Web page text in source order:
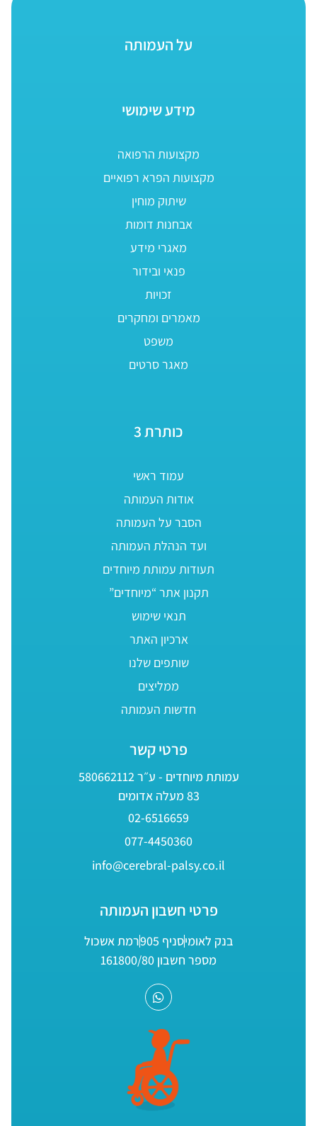
על העמותה
מידע שימושי
מקצועות הרפואה
מקצועות הפרא רפואיים
שיתוק מוחין
אבחנות דומות
מאגרי מידע
פנאי ובידור
זכויות
מאמרים ומחקרים
משפט
מאגר סרטים
כותרת 3
עמוד ראשי
אודות העמותה
הסבר על העמותה
ועד הנהלת העמותה
תעודות עמותת מיוחדים
תקנון אתר “מיוחדים”
תנאי שימוש
ארכיון האתר
שותפים שלנו
ממליצים
חדשות העמותה
פרטי קשר
עמותת מיוחדים - ע״ר 580662112
83 מעלה אדומים
02-6516659
077-4450360
info@cerebral-palsy.co.il
פרטי חשבון העמותה
בנק לאומיסניף 905
רמת אשכול
מספר חשבון 161800/80